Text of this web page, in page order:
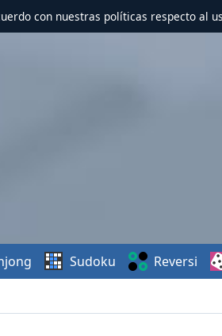
con nuestras políticas respecto al
Sudoku Reversi